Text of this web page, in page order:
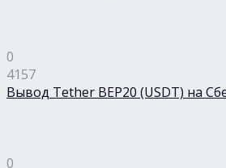
0
4157
Вывод Tether BEP20 (USDT) на
0